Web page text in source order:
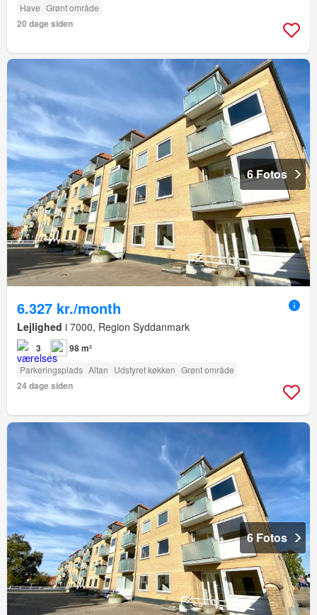
Have Grønt område
20 dage siden
6 Fotos
6.327 kr./month
Lejlighed i 7000, Region Syddanmark
3 98 m²
Parkeringsplads Altan Udstyret køkken Grønt område
24 dage siden
6 Fotos